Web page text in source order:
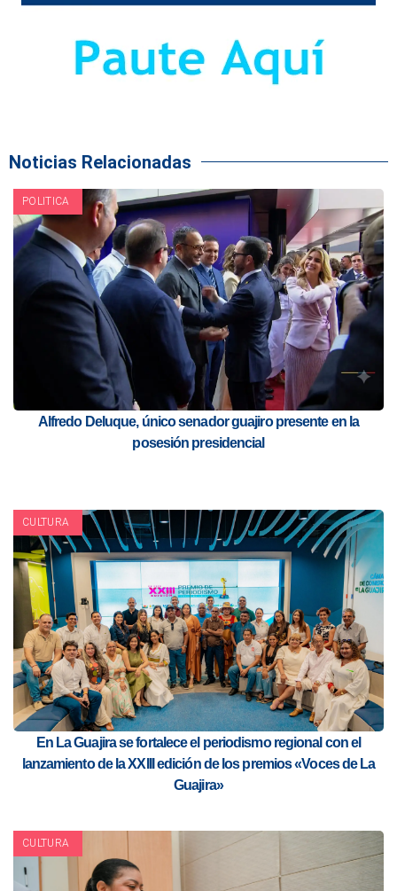
Noticias Relacionadas
POLITICA
Alfredo Deluque, único senador guajiro presente en la
posesión presidencial
CULTURA
En La Guajira se fortalece el periodismo regional con el
lanzamiento de la XXIII edición de los premios «Voces de La
Guajira»
CULTURA